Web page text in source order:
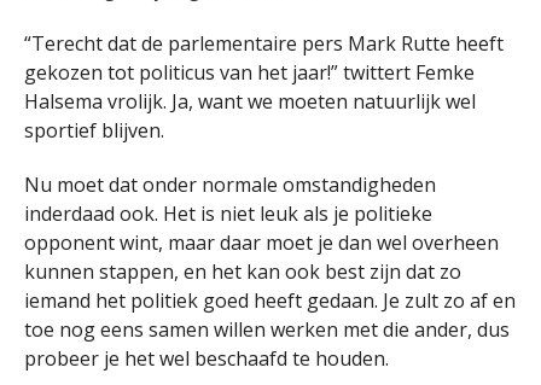
“Terecht dat de parlementaire pers Mark Rutte heeft
gekozen tot politicus van het jaar!” twittert Femke
Halsema vrolijk. Ja, want we moeten natuurlijk wel
sportief blijven.
Nu moet dat onder normale omstandigheden
inderdaad ook. Het is niet leuk als je politieke
opponent wint, maar daar moet je dan wel overheen
kunnen stappen, en het kan ook best zijn dat zo
iemand het politiek goed heeft gedaan. Je zult zo af en
toe nog eens samen willen werken met die ander, dus
probeer je het wel beschaafd te houden.